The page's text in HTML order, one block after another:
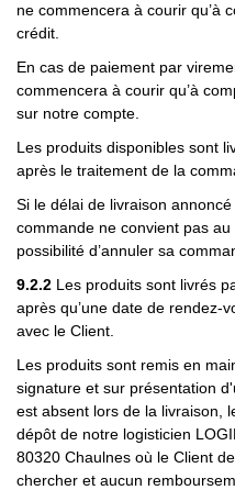
ne commencera à courir qu’à
crédit.
En cas de paiement par
commencera à courir qu’à
sur notre compte.
Les produits disponibles sont
après le traitement de la
Si le délai de livraison
commande ne convient pas
possibilité d’annuler sa
9.2.2 Les produits sont livrés
après qu’une date de rendez-
avec le Client.
Les produits sont remis en
signature et sur présentation
est absent lors de la livraison,
dépôt de notre logisticien
80320 Chaulnes où le Client
chercher et aucun